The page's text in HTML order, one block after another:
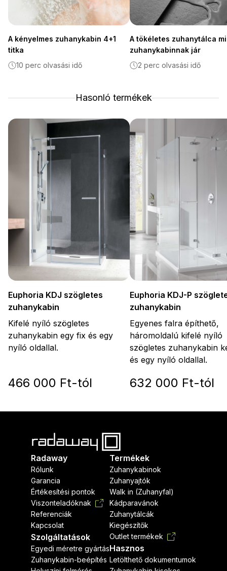
A kényelmes zuhanykabin 4+1
titka
10 perc olvasási idő
A tökéletes zuhanytálca
zuhanykabinnak jár
2 perc olvasási idő
Hasonló termékek
Euphoria KDJ szögletes
zuhanykabin
Kifelé nyíló szögletes
zuhanykabin egy fix és egy
nyíló oldallal.
466 000 Ft-tól
Euphoria KDJ-P
zuhanykabin
Egyenes falra építhető,
háromoldalú kifelé nyíló
szögletes zuhanykabin
és egy nyíló oldallal.
632 000 Ft-tól
Radaway
Rólunk
Garancia
Értékesítési pontok
Viszonteladóknak
Referenciák
Kapcsolat
Szolgáltatások
Egyedi méretre gyártás
Zuhanykabin-beépítés
Termékek
Zuhanykabinok
Zuhanyajtók
Walk in (Zuhanyfal)
Kádparavánok
Zuhanytálcák
Kiegészítők
Outlet termékek
Hasznos
Letölthető dokumentumok